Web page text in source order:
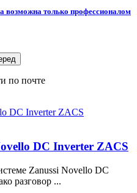
возможна только профессионалом
по почте
DC Inverter ZACS
Zanussi Novello DC
разговор ...